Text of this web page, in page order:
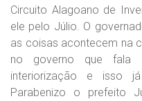
Circuito Alagoano de
ele pelo Júlio. O
as coisas acontecem na
no governo que fala
interiorização e isso
Parabenizo o prefeito